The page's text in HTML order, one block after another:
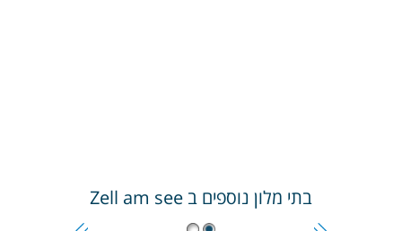
בתי מלון נוספים ב Zell am see